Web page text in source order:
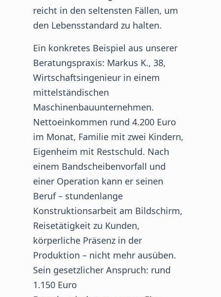
reicht in den seltensten Fällen, um
den Lebensstandard zu halten.
Ein konkretes Beispiel aus unserer
Beratungspraxis: Markus K., 38,
Wirtschaftsingenieur in einem
mittelständischen
Maschinenbauunternehmen.
Nettoeinkommen rund 4.200 Euro
im Monat, Familie mit zwei Kindern,
Eigenheim mit Restschuld. Nach
einem Bandscheibenvorfall und
einer Operation kann er seinen
Beruf – stundenlange
Konstruktionsarbeit am Bildschirm,
Reisetätigkeit zu Kunden,
körperliche Präsenz in der
Produktion – nicht mehr ausüben.
Sein gesetzlicher Anspruch: rund
1.150 Euro